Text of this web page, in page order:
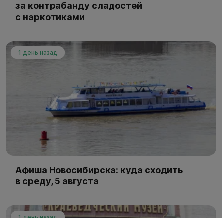
за контрабанду сладостей
с наркотиками
1 день назад
Афиша Новосибирска: куда сходить
в среду, 5 августа